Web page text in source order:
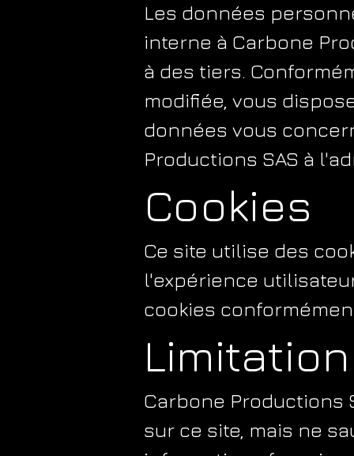
Les données
interne à Carbone
à des tiers.
modifiée, vous
données vous
Productions SAS à
Cookies
Ce site utilise des
l'expérience
cookies
Carbone Productions
sur ce site, mais ne